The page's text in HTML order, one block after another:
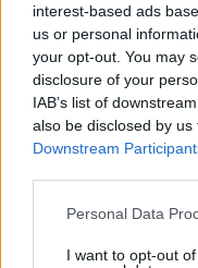
interest-based ads
us or personal
your opt-out. You may
disclosure of your
IAB’s list of
also be disclosed by
Downstream
Please note that this
not limited to your visit
Personal Data
I want to opt-out
Το σετ τους ήταν
ισορροπώντας
τραγούδια τους
τη φορά το
ιδρώτας έτρεξε
Η τρίτη και για
εμφάνιση της